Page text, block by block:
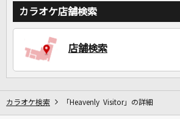
カラオケ店舗検索
店舗検索
カラオケ検索 「Heavenly Visitor」の詳細